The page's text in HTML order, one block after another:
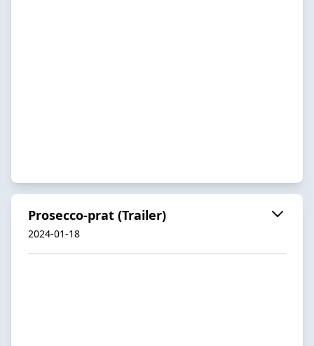
Prosecco-prat (Trailer)
2024-01-18